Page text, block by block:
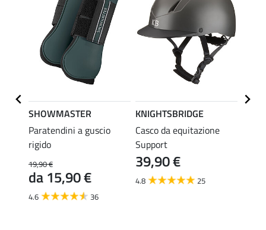
SHOWMASTER
Paratendini a guscio
rigido
19,90 €
da 15,90 €
4.6 36
KNIGHTSBRIDGE
Casco da equitazione
Support
39,90 €
4.8 25